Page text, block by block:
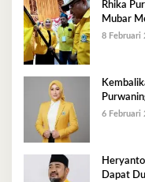
Rhika
Mubar
8 Februari
Golkar
6 Februari
Dapat